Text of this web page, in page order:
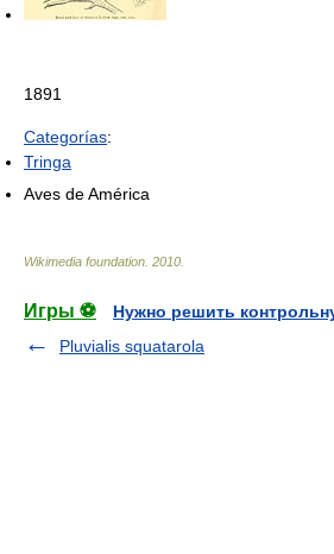
1891
Categorías:
Tringa
Aves de América
Wikimedia foundation 2010
Игры ⚽
Нужно решить
Pluvialis squatarola